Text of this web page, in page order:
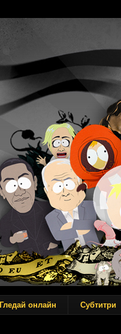
Гледай онлайн Субтитри